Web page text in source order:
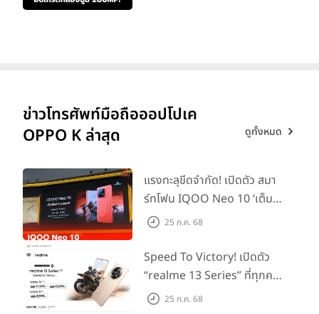
ข่าวโทรศัพท์มือถือออปโปเค
OPPO K ล่าสุด
ดูทั้งหมด
แรงทะลุขีดจำกัด! เปิดตัว สมา
ร์ทโฟน IQOO Neo 10 ‘เต็ม
แม็กซ์ในทุกแมตช์’ ในราคาเริ่ม
25 ก.ค. 68
Speed To Victory! เปิดตัว
“realme 13 Series” ที่ทุกคน
รอคอย อัพเกรดชิปเซ็ตตัวแรง
25 ก.ค. 68